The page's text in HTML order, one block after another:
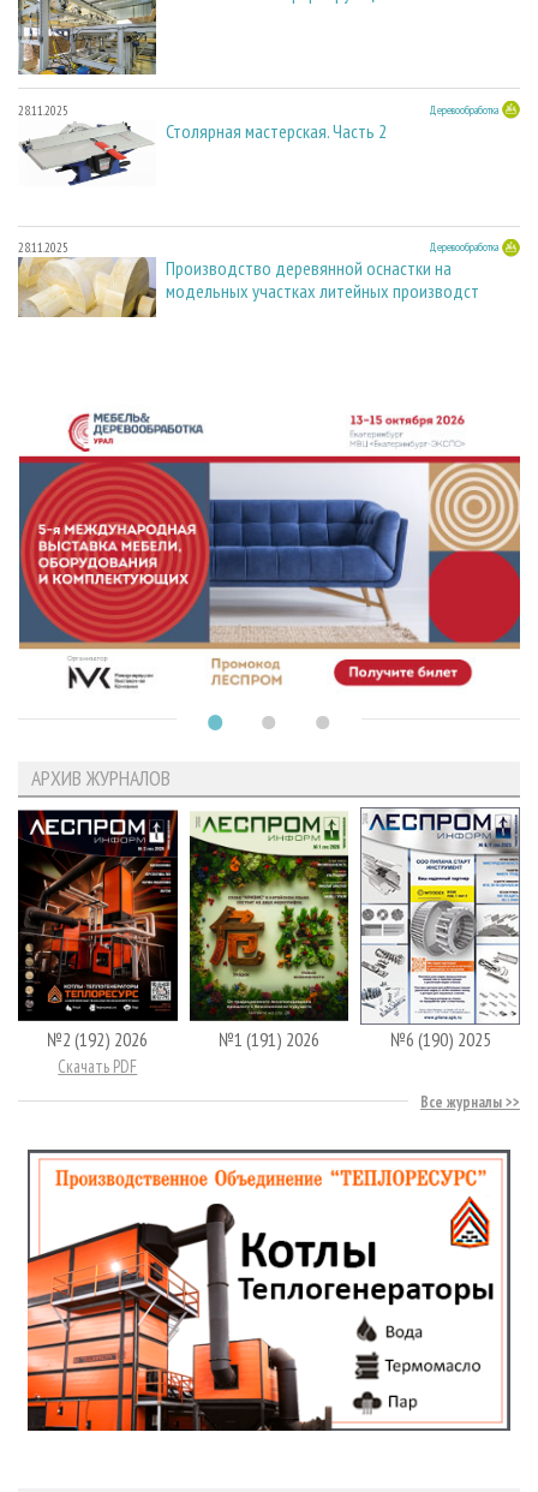
28.11.2025 Деревообработка
Столярная мастерская. Часть 2
28.11.2025 Деревообработка
Производство деревянной оснастки на
модельных участках литейных производст
АРХИВ ЖУРНАЛОВ
№2 (192) 2026
Скачать PDF
№1 (191) 2026 №6 (190) 2025
Все журналы